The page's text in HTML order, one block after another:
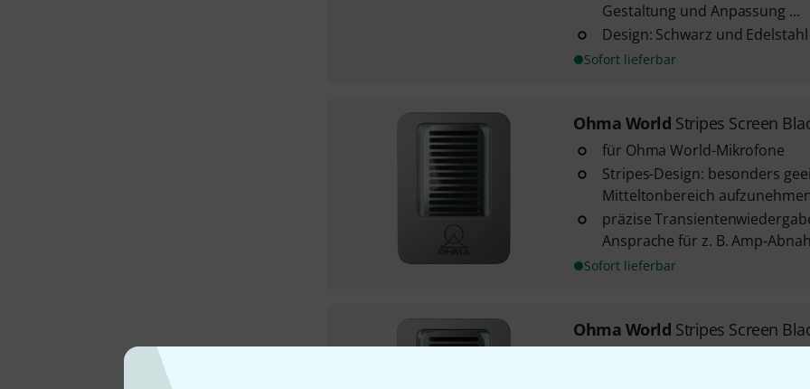
Gestaltung und Anpassung ...
Design: Schwarz und Edelstahl
Sofort lieferbar
Ohma World Stripes Screen
für Ohma World-Mikrofone
Stripes-Design: besonders
Mitteltonbereich
präzise
Ansprache für z. B. Amp-
Sofort lieferbar
Ohma World Stripes Screen